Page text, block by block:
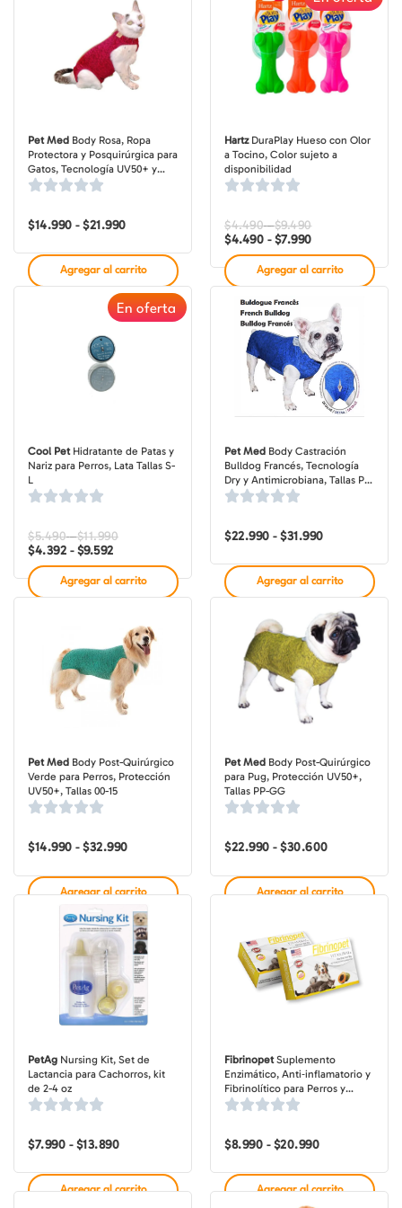
Pet Med Body Rosa, Ropa
Protectora y Posquirúrgica para
Gatos, Tecnología UV50+ y
Antimicrobiana
$14.990 - $21.990Rango
precios:
desde
$14.990
hasta
$21.990
Agregar al carrito
HartzDuraPlay Hueso con Olor
a Tocino, Color sujeto a
disponibilidad
$4.490 - $9.490Rango
de
desde
$4.490
hasta
$9.490
$4.490 - $7.990
Rango
de
desde
$4.490
hasta
$7.990
Agregar al carrito
Cool PetHidratante de Patas y
Nariz para Perros, Lata Tallas S-
L
En oferta
$5.490 - $11.990Rango
desde
$5.490
$4.392 - $9.592
Rango
de
desde
$4.392
Agregar al carrito
Pet Med Body Castración
Bulldog Francés, Tecnología
Dry y Antimicrobiana, Tallas PP-
GG
$22.990 - $31.990Rango
precios:
desde
$22.990
$31.990
Agregar al carrito
Pet Med Body Post-Quirúrgico
Verde para Perros, Protección
UV50+, Tallas 00-15
$14.990 - $32.990Rango
precios:
desde
hasta
$32.990
Agregar al carrito
Pet Med Body Post-Quirúrgico
para Pug, Protección UV50+,
Tallas PP-GG
$22.990 - $30.600Rango
precios:
desde
Agregar al carrito
PetAg Nursing Kit, Set de
Lactancia para Cachorros, kit
de 2-4 oz
$7.990 - $13.890Rango
precios:
desde
Agregar al carrito
FibrinopetSuplemento
Enzimático, Anti‑inflamatorio y
Fibrinolítico para Perros y
Gatos, caja de 10-30
$8.990 - $20.990Rango
precios:
desde
Agregar al carrito